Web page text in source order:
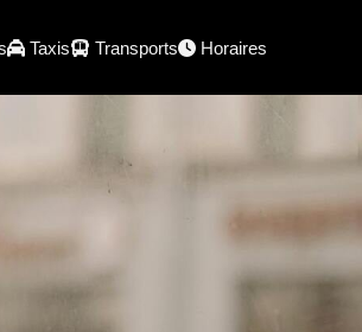
Taxis Transports Horaires